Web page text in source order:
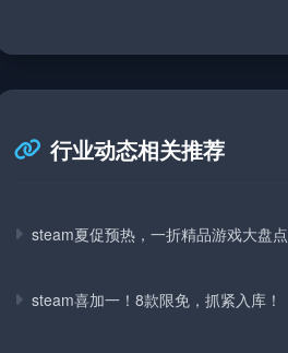
行业动态相关推荐
steam夏促预热，一折精品游戏大盘点
steam喜加一！8款限免，抓紧入库！